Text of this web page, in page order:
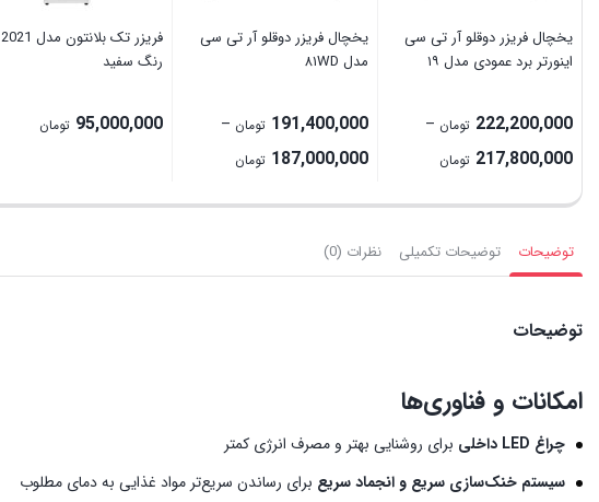
یخچال فریزر دوقلو آر تی سی
اینورتر برد عمودی مدل ۱۹
222,200,000 تومان –
217,800,000 تومان
through
222,200,000 تومان
یخچال فریزر دوقلو آر تی سی
مدل ۸۱WD
191,400,000 تومان –
187,000,000 تومان
191,400,000 تومان
فریزر تک بلانتون مدل 2021
رنگ سفید
95,000,000 تومان
توضیحات توضیحات تکمیلی نظرات (0)
توضیحات
امکانات و فناوری‌ها
چراغ LED داخلی
برای روشنایی بهتر و مصرف انرژی کمتر
سیستم خنک‌سازی سریع و انجماد سریع برای رساندن سریع‌تر مواد غذایی به دمای مطلوب